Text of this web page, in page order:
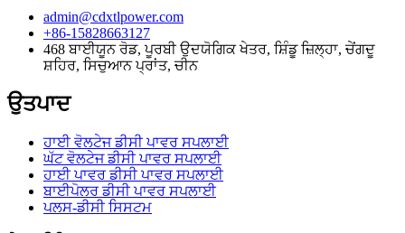
admin@cdxtlpower.com
+86-15828663127
468 ਬਾਈਯੂਨ ਰੋਡ, ਪੂਰਬੀ ਉਦਯੋਗਿਕ ਖੇਤਰ, ਸ਼ਿੰਡੂ ਜ਼ਿਲ੍ਹਾ, ਚੇਂਗਦੂ
ਸ਼ਹਿਰ, ਸਿਚੁਆਨ ਪ੍ਰਾਂਤ, ਚੀਨ
ਉਤਪਾਦ
ਹਾਈ ਵੋਲਟੇਜ ਡੀਸੀ ਪਾਵਰ ਸਪਲਾਈ
ਘੱਟ ਵੋਲਟੇਜ ਡੀਸੀ ਪਾਵਰ ਸਪਲਾਈ
ਹਾਈ ਪਾਵਰ ਡੀਸੀ ਪਾਵਰ ਸਪਲਾਈ
ਬਾਈਪੋਲਰ ਡੀਸੀ ਪਾਵਰ ਸਪਲਾਈ
ਪਲਸ-ਡੀਸੀ ਸਿਸਟਮ